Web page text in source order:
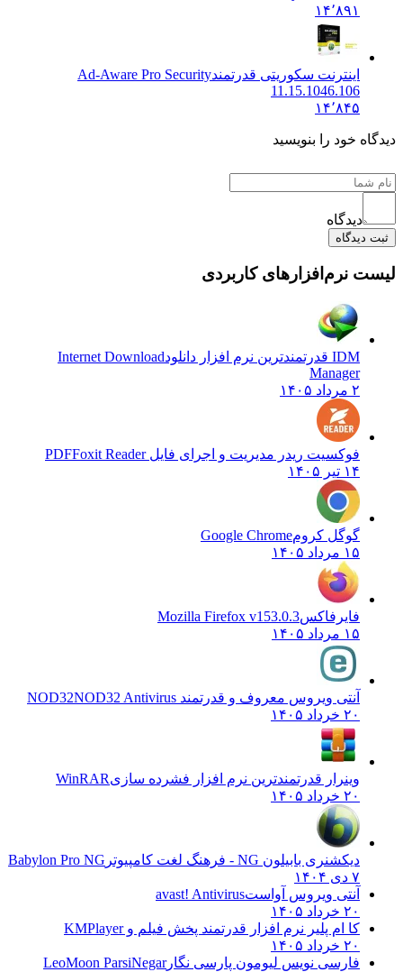
۱۴٬۸۹۱
اینترنت سکوریتی قدرتمندAd-Aware Pro Security
11.15.1046.106
۱۴٬۸۴۵
خود را بنویسید
دیدگاه
نرم‌افزارهای کاربردی
Internet Download
Manager
فوکسیت ریدر مدیریت و اجرای فایل PDF Foxit Reader
گوگل کروم Google Chrome
فایرفاکسMozilla Firefox v153.0.3
آنتی ویروس معروف و قدرتمند NOD32 NOD32 Antivirus
وینرار قدرتمندترین نرم افزار فشرده سازیWinRAR
دیکشنری بابیلون NG - فرهنگ لغت کامپیوتر
Babylon Pro NG
آنتی ویروس آواستavast! Antivirus
کا ام پلیر نرم افزار قدرتمند پخش فیلم وKMPlayer
فارسی نویس لیومون پارسی نگار LeoMoon ParsiNegar